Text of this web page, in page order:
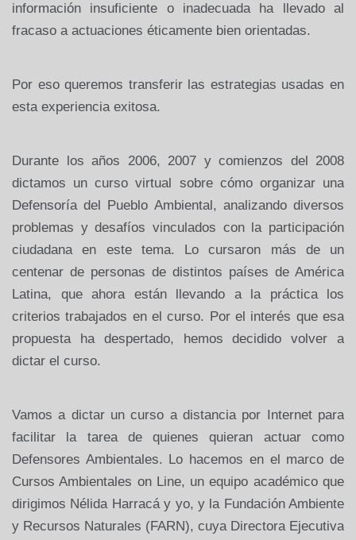
información insuficiente o inadecuada ha llevado al
fracaso a actuaciones éticamente bien orientadas.
Por eso queremos transferir las estrategias usadas en
esta experiencia exitosa.
Durante los años 2006, 2007 y comienzos del 2008
dictamos un curso virtual sobre cómo organizar una
Defensoría del Pueblo Ambiental, analizando diversos
problemas y desafíos vinculados con la participación
ciudadana en este tema. Lo cursaron más de un
centenar de personas de distintos países de América
Latina, que ahora están llevando a la práctica los
criterios trabajados en el curso. Por el interés que esa
propuesta ha despertado, hemos decidido volver a
dictar el curso.
Vamos a dictar un curso a distancia por Internet para
facilitar la tarea de quienes quieran actuar como
Defensores Ambientales. Lo hacemos en el marco de
Cursos Ambientales on Line, un equipo académico que
dirigimos Nélida Harracá y yo, y la Fundación Ambiente
y Recursos Naturales (FARN), cuya Directora Ejecutiva